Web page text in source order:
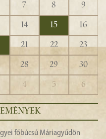
7 8
9
14 15
16
21 22
23
28 29
30
4 5 6
főbúcsú Máriagyűdön